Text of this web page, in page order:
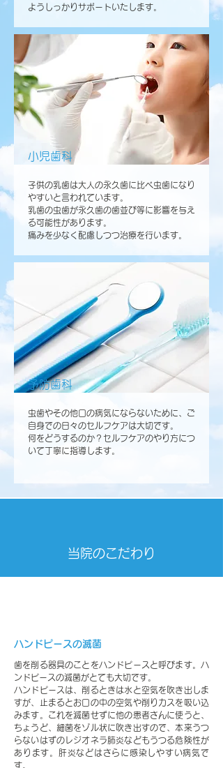
ようしっかりサポートいたします。
小児歯科
子供の乳歯は大人の永久歯に比べ虫歯になり
やすいと言われています。
乳歯の虫歯が永久歯の歯並び等に影響を与え
る可能性があります。
​痛みを少なく配慮しつつ治療を行います。
予防歯科
虫歯やその他口の病気にならないために、ご
自身での日々のセルフケアは大切です。
何をどうするのか？セルフケアのやり方につ
いて丁寧に指導します。
​当院のこだわり
ハンドピースの滅菌
歯を削る器具のことをハンドピースと呼びます。ハ
ンドピースの滅菌がとても大切です。
ハンドピースは、削るときは水と空気を吹き出しま
すが、止まるとお口の中の空気や削りカスを吸い込
みます。これを滅菌せずに他の患者さんに使うと、
ちょうど、細菌をゾル状に吹き出すので、本来うつ
らないはずのレジオネラ肺炎などもうつる危険性が
あります。肝炎などはさらに感染しやすい病気で
す。